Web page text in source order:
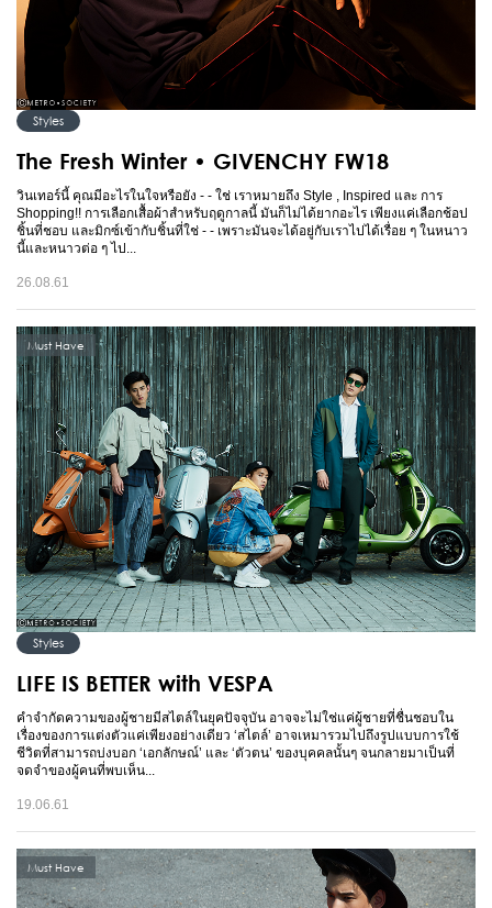
Styles
The Fresh Winter • GIVENCHY FW18
วินเทอร์นี้ คุณมีอะไรในใจหรือยัง - - ใช่ เราหมายถึง Style , Inspired และ การ
Shopping!! การเลือกเสื้อผ้าสำหรับฤดูกาลนี้ มันก็ไม่ได้ยากอะไร เพียงแค่เลือกช้อป
ชิ้นที่ชอบ และมิกซ์เข้ากับชิ้นที่ใช่ - - เพราะมันจะได้อยู่กับเราไปได้เรื่อย ๆ ในหนาว
นี้และหนาวต่อ ๆ ไป...
26.08.61
Must Have
Styles
LIFE IS BETTER with VESPA
คำจำกัดความของผู้ชายมีสไตล์ในยุคปัจจุบัน อาจจะไม่ใช่แค่ผู้ชายที่ชื่นชอบใน
เรื่องของการแต่งตัวแค่เพียงอย่างเดียว ‘สไตล์’ อาจเหมารวมไปถึงรูปแบบการใช้
ชีวิตที่สามารถบ่งบอก ‘เอกลักษณ์’ และ ‘ตัวตน’ ของบุคคลนั้นๆ จนกลายมาเป็นที่
จดจำของผู้คนที่พบเห็น...
19.06.61
Must Have